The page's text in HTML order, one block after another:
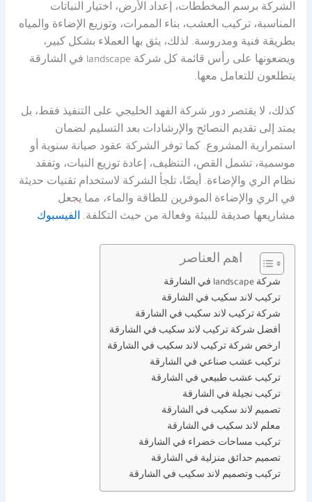
الشركة برسم المخططات، إعداد الأرض، اختيار النباتات
المناسبة، تركيب العشب، بناء الممرات، وتوزيع الإضاءة والمياه
بطريقة فنية ومدروسة. لذلك، يثق بها العملاء بشكل كبير،
ويضعونها على رأس قائمة كل شركة landscape في الشارقة
يتطلعون للتعامل معها.
كذلك، لا يقتصر دور شركة الفهد الخليجي على التنفيذ فقط، بل
يمتد إلى تقديم النصائح والإرشادات بعد التسليم لضمان
استمرارية المشروع. كما توفر الشركة عقود صيانة سنوية أو
موسمية، تشمل القص، التنظيف، إعادة توزيع النبات، وتفقد
نظام الري والإضاءة. أيضًا، تلجأ الشركة لاستخدام تقنيات حديثة
في الري والإضاءة الموفرين للطاقة والماء، مما يجعل
مشاريعها صديقة للبيئة وفعالة من حيث التكلفة. الفيسبوك
اهم العناصر
شركة landscape في الشارقة
تركيب لاند سكيب في الشارقة
شركة تركيب لاند سكيب في الشارقة
أفضل شركة تركيب لاند سكيب في الشارقة
ارخص شركة تركيب لاند سكيب في الشارقة
تركيب عشب صناعي في الشارقة
تركيب عشب طبيعي في الشارقة
تركيب نجيلة في الشارقة
تصميم لاند سكيب في الشارقة
معلم لاند سكيب في الشارقة
تركيب مساحات خضراء في الشارقة
تصميم حدائق منزلية في الشارقة
تركيب وتصميم لاند سكيب في الشارقة